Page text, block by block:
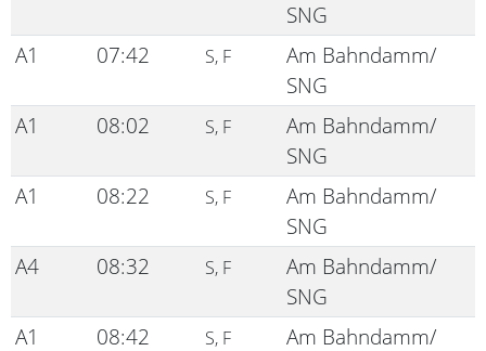
SNG
A1
07:42 S, F
Am Bahndamm/
SNG
A1
08:02 S, F
Am Bahndamm/
SNG
A1
08:22 S, F
Am Bahndamm/
SNG
A4
08:32 S, F
Am Bahndamm/
SNG
A1
08:42 S, F
Am Bahndamm/